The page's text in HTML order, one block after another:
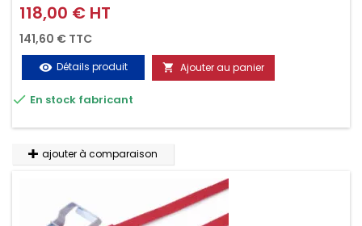
d’arrimer le chargement sur la galerie en moins d’une
minute.
Prix
118,00 € HT
141,60 € TTC
visibility Détails produit  Ajouter au panier
 En stock fabricant
ajouter à comparaison